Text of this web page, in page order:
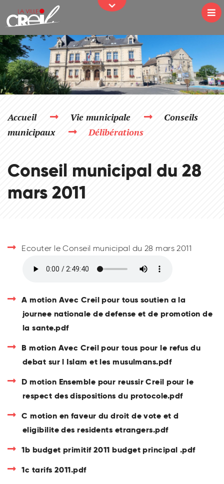
Passer au contenu JE PARTICIPE
Accueil Vie municipale
Conseils
municipaux
Délibérations
Conseil municipal du 28
mars 2011
Ecouter le Conseil municipal du 28 mars 2011
A motion Avec Creil pour tous soutien a la
journee nationale de defense et de promotion de
la sante.pdf
B motion Avec Creil pour tous pour le refus du
debat sur l Islam et les musulmans.pdf
D motion Ensemble pour reussir Creil pour le
respect des dispositions du protocole.pdf
C motion en faveur du droit de vote et d
eligibilite des residents etrangers.pdf
1b budget primitif 2011 budget principal .pdf
1c tarifs 2011.pdf